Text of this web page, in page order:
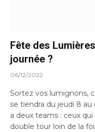
Fête des
journée ?
06/12/2022
Sortez vos lumignons,
se tiendra du jeudi 8 au
a deux teams : ceux
double tour loin de la